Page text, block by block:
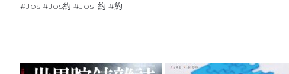
#Jos #Jos約 #Jos_約 #約